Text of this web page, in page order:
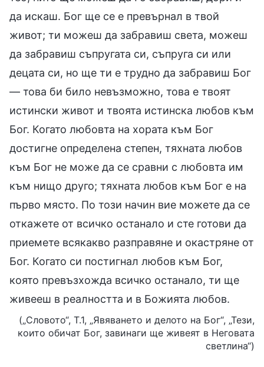
да искаш. Бог ще се е превърнал в твой
живот; ти можеш да забравиш света, можеш
да забравиш съпругата си, съпруга си или
децата си, но ще ти е трудно да забравиш Бог
— това би било невъзможно, това е твоят
истински живот и твоята истинска любов към
Бог. Когато любовта на хората към Бог
достигне определена степен, тяхната любов
към Бог не може да се сравни с любовта им
към нищо друго; тяхната любов към Бог е на
първо място. По този начин вие можете да се
откажете от всичко останало и сте готови да
приемете всякакво разправяне и окастряне от
Бог. Когато си постигнал любов към Бог,
която превъзхожда всичко останало, ти ще
живееш в реалността и в Божията любов.
(„Словото“, Т.1, „Явяването и делото на Бог“, „Тези,
които обичат Бог, завинаги ще живеят в Неговата
светлина“)